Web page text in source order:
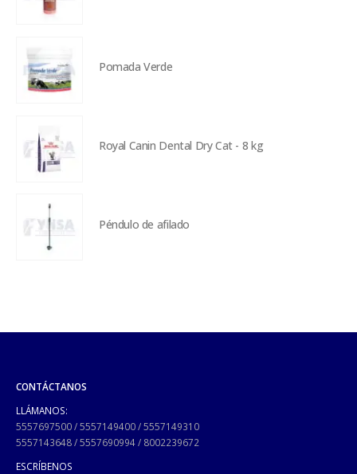
Pomada Verde
Royal Canin Dental Dry Cat - 8 kg
Péndulo de afilado
CONTÁCTANOS
LLÁMANOS:
5557697500/5557149400/5557149310
5557143648/5557690994/ 8002239672
ESCRÍBENOS